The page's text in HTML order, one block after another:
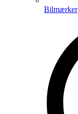
Bilmærker